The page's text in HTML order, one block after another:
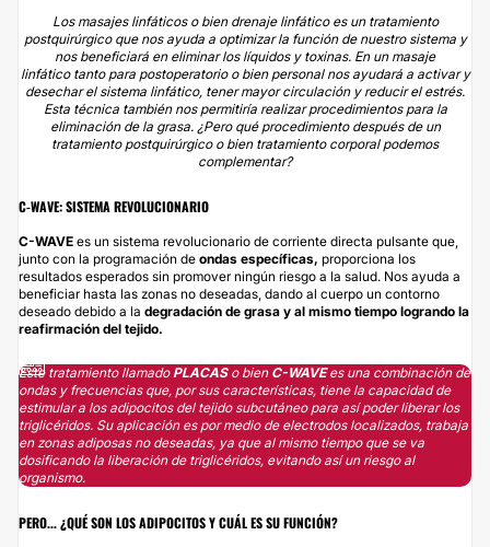
Los masajes linfáticos o bien drenaje linfático es un tratamiento
postquirúrgico que nos ayuda a optimizar la función de nuestro sistema y
nos beneficiará en eliminar los líquidos y toxinas. En un masaje
linfático tanto para postoperatorio o bien personal nos ayudará a activar y
desechar el sistema linfático, tener mayor circulación y reducir el estrés.
Esta técnica también nos permitiría realizar procedimientos para la
eliminación de la grasa. ¿Pero qué procedimiento después de un
tratamiento postquirúrgico o bien tratamiento corporal podemos
complementar?
C-WAVE: SISTEMA REVOLUCIONARIO
C-WAVE es un sistema revolucionario de corriente directa pulsante que,
junto con la programación de ondas específicas, proporciona los
resultados esperados sin promover ningún riesgo a la salud. Nos ayuda a
beneficiar hasta las zonas no deseadas, dando al cuerpo un contorno
deseado debido a la degradación de grasa y al mismo tiempo logrando la
reafirmación del tejido.
Este tratamiento llamadoPLACAS o bien C-WAVEes una combinación de
ondas y frecuencias que, por sus características, tiene la capacidad de
estimular a los adipocitos del tejido subcutáneo para así poder liberar los
triglicéridos. Su aplicación es por medio de electrodos localizados, trabaja
en zonas adiposas no deseadas, ya que al mismo tiempo que se va
dosificando la liberación de triglicéridos, evitando así un riesgo al
organismo.
PERO... ¿QUÉ SON LOS ADIPOCITOS Y CUÁL ES SU FUNCIÓN?